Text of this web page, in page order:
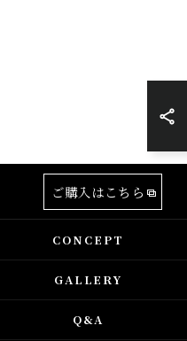
ご購入はこちら
CONCEPT
GALLERY
Q&A